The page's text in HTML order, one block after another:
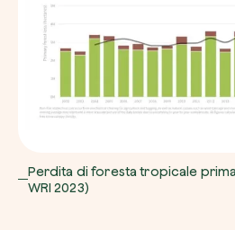
Perdita di foresta tropicale
WRI 2023)